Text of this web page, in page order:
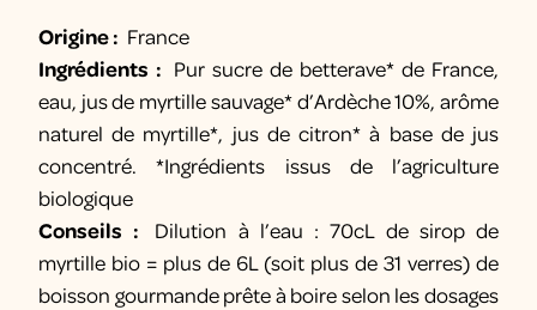
Origine : France
Ingrédients : Pur sucre de betterave* de France,
eau, jus de myrtille sauvage* d’Ardèche 10%, arôme
naturel de myrtille*, jus de citron* à base de jus
concentré. *Ingrédients issus de l’agriculture
biologique
Conseils :
Dilution à l’eau : 70cL de sirop de
myrtille bio = plus de 6L (soit plus de 31 verres) de
boisson gourmande prête à boire selon les dosages